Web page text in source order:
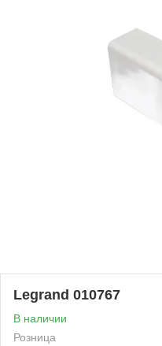
Legrand 010767
В наличии
Розница